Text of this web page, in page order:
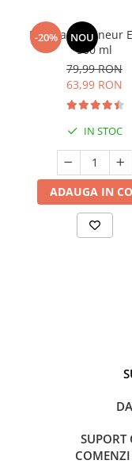
-20% NOU
Manhaē Draineur
500 ml
79,99 RON
63,99 RON
IN STOC
ADAUGA IN
SUPORT
COMENZI